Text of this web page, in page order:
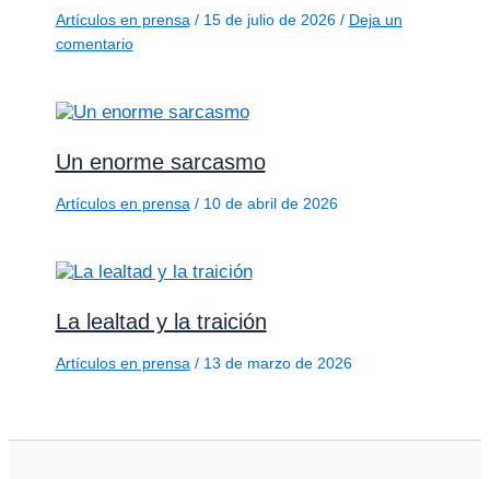
Artículos en prensa / 15 de julio de 2026 / Deja un
comentario
Un enorme sarcasmo
Artículos en prensa / 10 de abril de 2026
La lealtad y la traición
Artículos en prensa / 13 de marzo de 2026